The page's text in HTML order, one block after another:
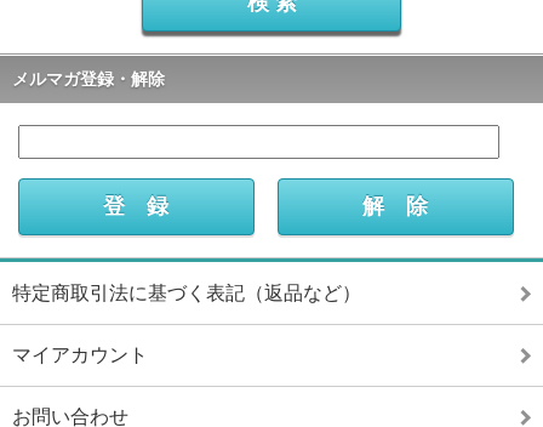
メルマガ登録・解除
特定商取引法に基づく表記（返品など）
マイアカウント
お問い合わせ